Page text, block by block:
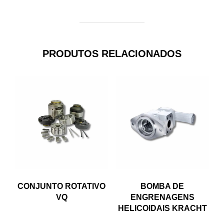
PRODUTOS RELACIONADOS
CONJUNTO ROTATIVO
VQ
BOMBA DE
ENGRENAGENS
HELICOIDAIS KRACHT